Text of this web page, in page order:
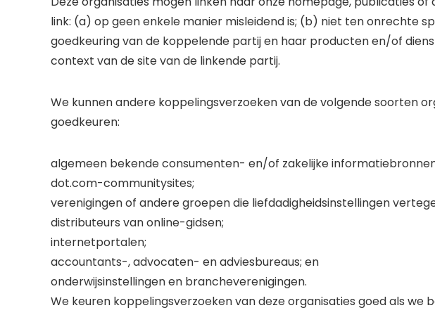
link: (a) op geen enkele manier misleidend is; (b) niet ten onrechte
goedkeuring van de koppelende partij en haar producten en/of
context van de site van de linkende partij.
We kunnen andere koppelingsverzoeken van de volgende soorten
goedkeuren:
algemeen bekende consumenten- en/of zakelijke
dot.com-communitysites;
verenigingen of andere groepen die liefdadigheidsinstellingen
distributeurs van online-gidsen;
internetportalen;
accountants-, advocaten- en adviesbureaus; en
onderwijsinstellingen en brancheverenigingen.
We keuren koppelingsverzoeken van deze organisaties goed als we